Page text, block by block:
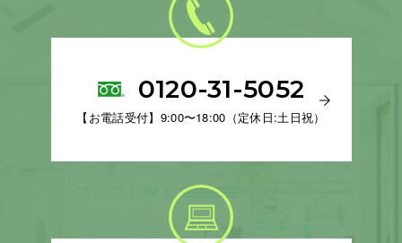
0120-31-5052
【お電話受付】9:00〜18:00（定休日:土日祝）